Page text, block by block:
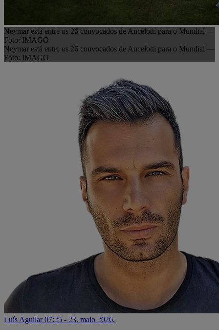
Neymar está entre os 26 convocados de Ancelotti para o Mundial —
Foto: IMAGO
Neymar está entre os 26 convocados de Ancelotti para o Mundial —
Foto: IMAGO
Luís Aguilar07:25 - 23. maio 2026.